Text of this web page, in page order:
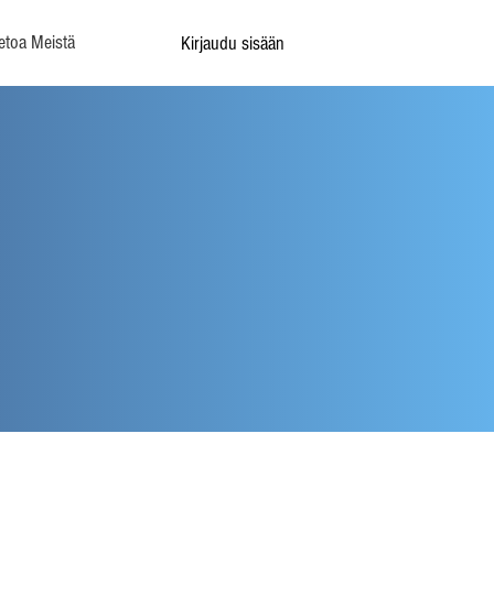
Meistä Kirjaudu sisään